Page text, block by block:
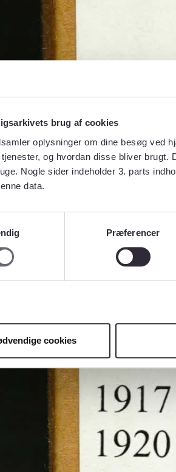
brug af cookies
oplysninger om dine besøg ved
og hvordan disse bliver
Nogle sider indeholder 3. parts
data.
Præferencer
cookies